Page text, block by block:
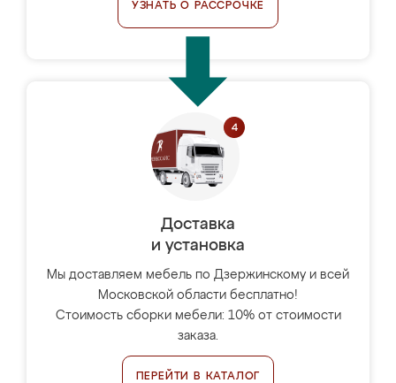
УЗНАТЬ О РАССРОЧКЕ
Доставка
и установка
Мы доставляем мебель по Дзержинскому и всей
Московской области бесплатно!
Стоимость сборки мебели: 10% от стоимости
заказа.
ПЕРЕЙТИ В КАТАЛОГ